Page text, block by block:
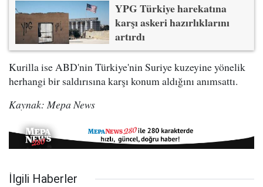
YPG Türkiye harekatına
karşı askeri hazırlıklarını
artırdı
Kurilla ise ABD'nin Türkiye'nin Suriye kuzeyine yönelik
herhangi bir saldırısına karşı konum aldığını anımsattı.
Kaynak: Mepa News
İlgili Haberler